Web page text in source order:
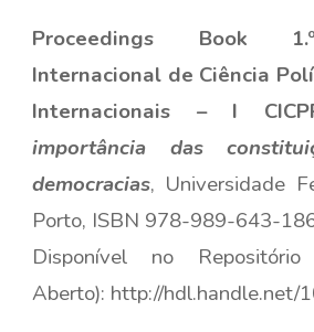
Proceedings Book
Internacional de Ciência
Internacionais – I
importância das
democracias, Universidade
Porto, ISBN 978-989-643-
Disponível no
Aberto): http://hdl.handle.net/